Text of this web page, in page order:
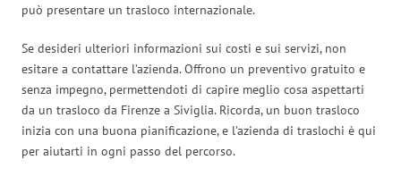
può presentare un trasloco internazionale.
Se desideri ulteriori informazioni sui costi e sui servizi, non
esitare a contattare l’azienda. Offrono un preventivo gratuito e
senza impegno, permettendoti di capire meglio cosa aspettarti
da un trasloco da Firenze a Siviglia. Ricorda, un buon trasloco
inizia con una buona pianificazione, e l’azienda di traslochi è qui
per aiutarti in ogni passo del percorso.